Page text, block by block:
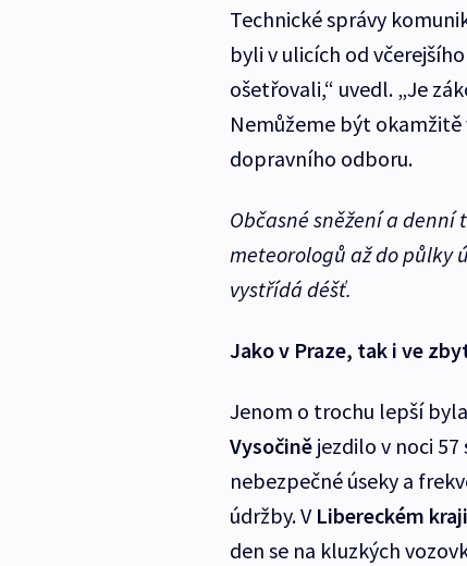
Technické správy
byli v ulicích od
ošetřovali,“ uvedl. „Je
Nemůžeme být okamžitě
dopravního odboru.
Občasné sněžení a
meteorologů až do půlky
vystřídá déšť.
Jako v Praze, tak i ve
Jenom o trochu lepší
Vysočině jezdilo v noci
nebezpečné úseky a
údržby. V Libereckém kraji
den se na kluzkých